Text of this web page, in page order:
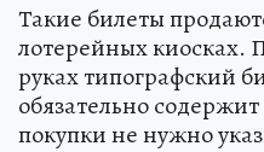
Такие билеты
лотерейных киосках.
руках типографский
обязательно
покупки не нужно